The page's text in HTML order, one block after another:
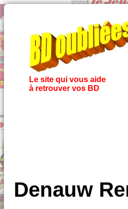
Le site qui vous aide
à retrouver vos BD
Denauw